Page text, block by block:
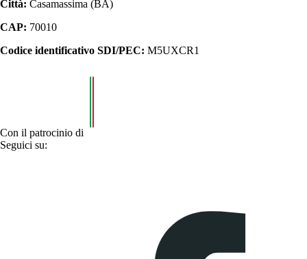
Città: Casamassima (BA)
CAP: 70010
Codice identificativo SDI/PEC: M5UXCR1
Con il patrocinio di
Seguici su: